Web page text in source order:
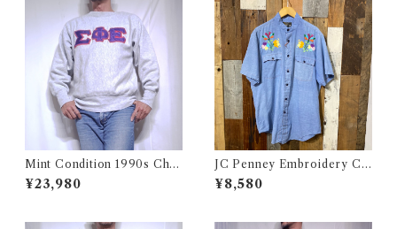
Mint Condition 1990s Cha
mpion Reverse Weave Size
L / チャンピオン リバースウ
¥23,980
JC Penney Embroidery Ch
ambray Shirt / ジェイシーペ
ニー 刺繍入り シャンブレー シ
¥8,580